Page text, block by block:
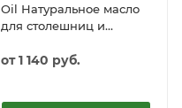
Oil Натуральное масло
для столешниц и
от1 140 руб.